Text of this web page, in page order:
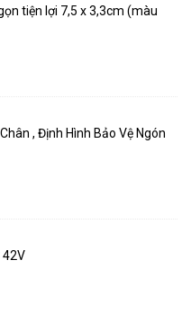
tiện lợi 7,5 x 3,3cm (màu
, Định Hình Bảo Vệ Ngón
42V